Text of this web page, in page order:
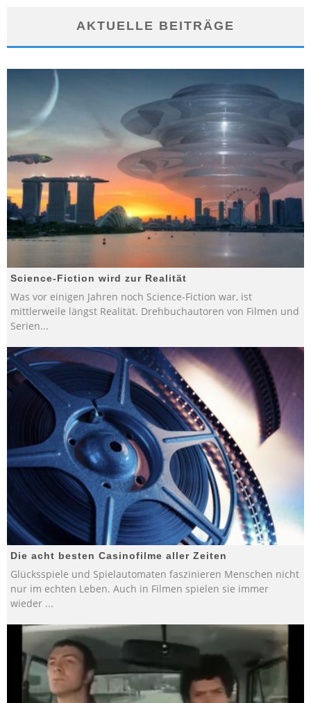
AKTUELLE BEITRÄGE
Science-Fiction wird zur Realität
Was vor einigen Jahren noch Science-Fiction war, ist
mittlerweile längst Realität. Drehbuchautoren von Filmen und
Serien...
Die acht besten Casinofilme aller Zeiten
Glücksspiele und Spielautomaten faszinieren Menschen nicht
nur im echten Leben. Auch in Filmen spielen sie immer
wieder ...